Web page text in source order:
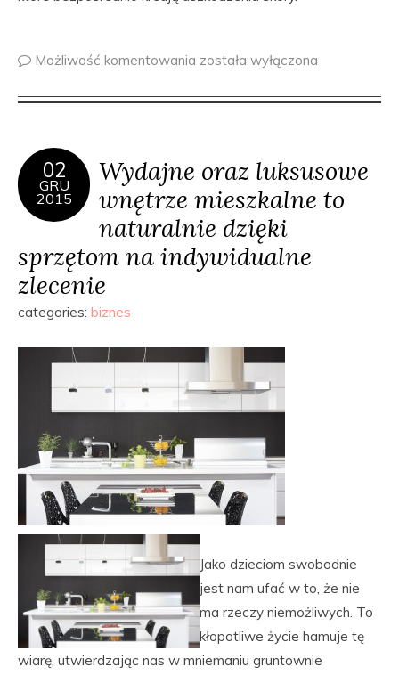
Możliwość komentowania została wyłączona
02
GRU
2015
Wydajne oraz luksusowe
wnętrze mieszkalne to
naturalnie dzięki
sprzętom na indywidualne
zlecenie
categories: biznes
Jako dzieciom swobodnie
jest nam ufać w to, że nie
ma rzeczy niemożliwych. To
kłopotliwe życie hamuje tę
wiarę, utwierdzając nas w mniemaniu gruntownie